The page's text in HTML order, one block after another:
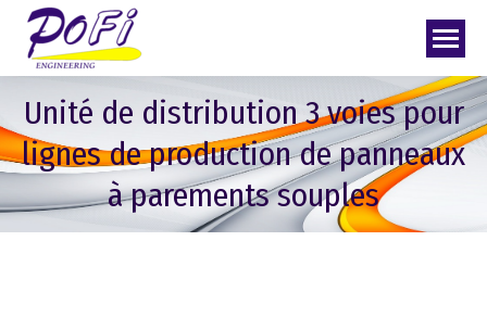
Unité de distribution 3 voies pour
lignes de production de panneaux
à parements souples